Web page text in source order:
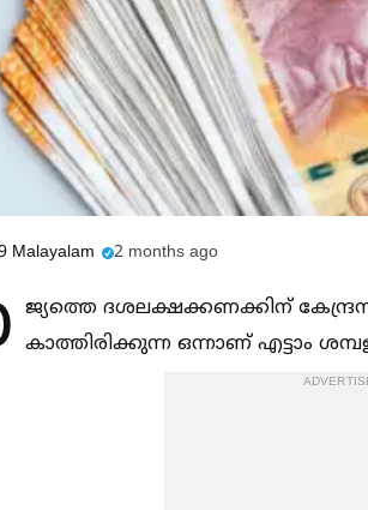
Malayalam 2 months ago
ജ്യത്തെ ദശലക്ഷക്കണക്കിന്
കാത്തിരിക്കുന്ന ഒന്നാണ് എട്ടാം